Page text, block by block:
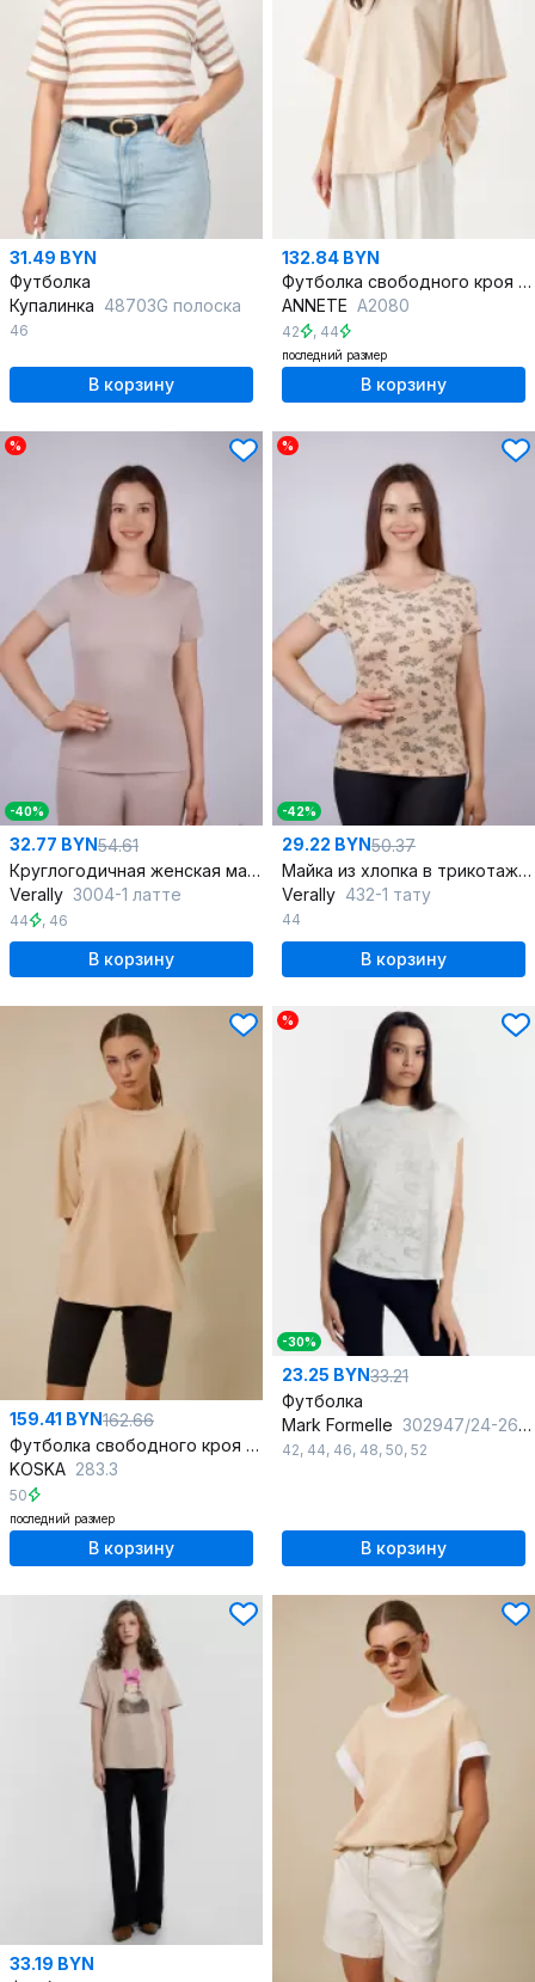
31.49 BYN
Футболка
Купалинка 48703G полоска
46
В корзину
132.84 BYN
Футболка свободного кроя из хлопка с декоративной нашивкой
ANNETE A2080
42 , 44
последний размер
В корзину
%
-40%
32.77 BYN54.61
Круглогодичная женская майка из хлопка и трикотажа
Verally 3004-1 латте
44 , 46
В корзину
%
-42%
29.22 BYN50.37
Майка из хлопка в трикотажном стиле, бежевый
Verally 432-1 тату
44
В корзину
159.41 BYN162.66
Футболка свободного кроя oversize с плечами спущенными
KOSKA 283.3
50
последний размер
В корзину
%
-30%
23.25 BYN33.21
Футболка
Mark Formelle 302947/24-26969П-8 волны_на_песочном
42, 44, 46, 48, 50, 52
В корзину
33.19 BYN